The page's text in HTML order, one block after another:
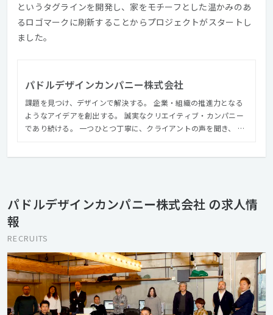
というタグラインを開発し、家をモチーフとした温かみのあ
るロゴマークに刷新することからプロジェクトがスタートし
ました。
パドルデザインカンパニー株式会社
課題を見つけ、デザインで解決する。 企業・組織の推進力となる
ようなアイデアを創出する。 誠実なクリエイティブ・カンパニー
であり続ける。 一つひとつ丁寧に、クライアントの声を聞き、 課
パドルデザインカンパニー株式会社 の求人情
報
RECRUITS